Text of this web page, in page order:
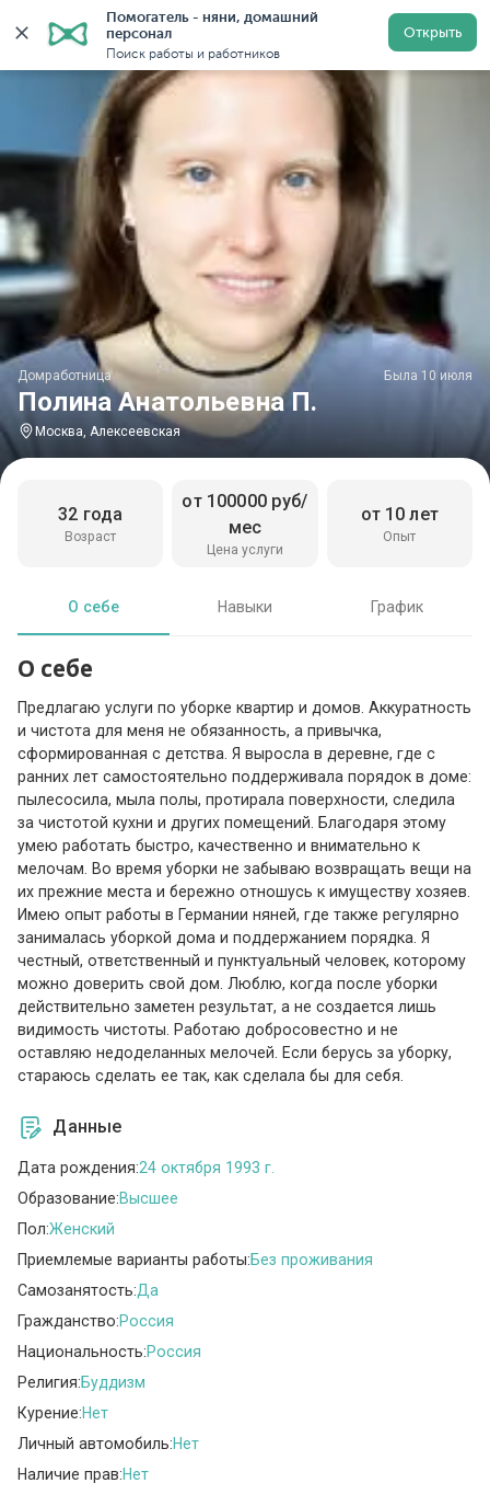
Помогатель - няни, домашний
персонал
Поиск работы и работников
Открыть
Главная Домработницы Домработницы в Москве
Полина Анатольевна П.
Домработница Была 10 июля
Москва, Алексеевская
Возраст
32 года
Цена услуги
от 100000 руб/
мес
Опыт
от 10 лет
О себе Навыки График
О себе
Предлагаю услуги по уборке квартир и домов. Аккуратность
и чистота для меня не обязанность, а привычка,
сформированная с детства. Я выросла в деревне, где с
ранних лет самостоятельно поддерживала порядок в доме:
пылесосила, мыла полы, протирала поверхности, следила
за чистотой кухни и других помещений. Благодаря этому
умею работать быстро, качественно и внимательно к
мелочам. Во время уборки не забываю возвращать вещи на
их прежние места и бережно отношусь к имуществу хозяев.
Имею опыт работы в Германии няней, где также регулярно
занималась уборкой дома и поддержанием порядка. Я
честный, ответственный и пунктуальный человек, которому
можно доверить свой дом. Люблю, когда после уборки
действительно заметен результат, а не создается лишь
видимость чистоты. Работаю добросовестно и не
оставляю недоделанных мелочей. Если берусь за уборку,
стараюсь сделать ее так, как сделала бы для себя.
Данные
Дата рождения:24 октября 1993 г.
Образование:Высшее
Пол:Женский
Приемлемые варианты работы:Без проживания
Самозанятость:Да
Гражданство:Россия
Национальность:Россия
Религия:Буддизм
Курение:Нет
Личный автомобиль:Нет
Наличие прав:Нет